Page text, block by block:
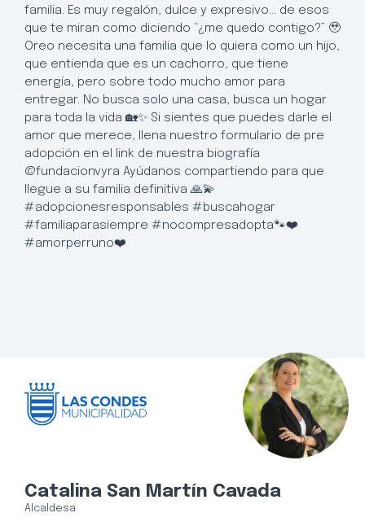
familia. Es muy regalón, dulce y expresivo… de esos
que te miran como diciendo “¿me quedo contigo?” 🥹
Oreo necesita una familia que lo quiera como un hijo,
que entienda que es un cachorro, que tiene
energía, pero sobre todo mucho amor para
entregar. No busca solo una casa, busca un hogar
para toda la vida 🏡✨ Si sientes que puedes darle el
amor que merece, llena nuestro formulario de pre
adopción en el link de nuestra biografía
@fundacionvyra Ayúdanos compartiendo para que
llegue a su familia definitiva 🙏💫
#adopcionesresponsables #buscahogar
#familiaparasiempre #nocompresadopta🐾❤️
#amorperruno❤️
Catalina San Martín Cavada
Alcaldesa